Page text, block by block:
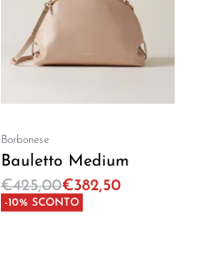
Borbonese
Bauletto Medium
€425,00€382,50
-10% SCONTO
Aggiungi al carrello